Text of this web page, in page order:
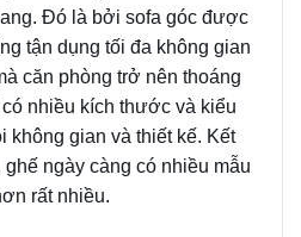
Đó là bởi sofa góc được
tận dụng tối đa không gian
căn phòng trở nên thoáng
nhiều kích thước và kiểu
không gian và thiết kế. Kết
ngày càng có nhiều mẫu
rất nhiều.